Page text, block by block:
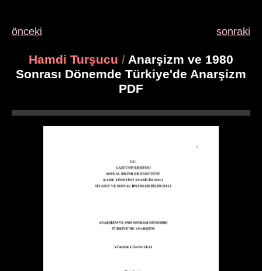
önceki sonraki
Hamdi Turşucu / Anarşizm ve 1980
Sonrası Dönemde Türkiye'de Anarşizm
PDF